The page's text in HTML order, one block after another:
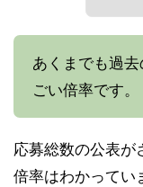
あくまでも過
ごい倍率です。
応募総数の公表が
倍率はわかってい